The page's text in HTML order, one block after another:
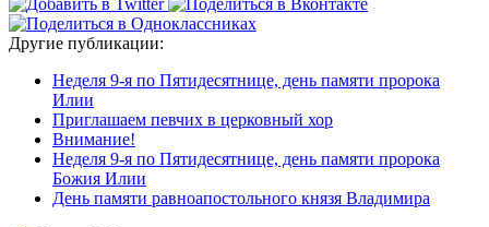
Другие публикации:
Неделя 9-я по Пятидесятнице, день памяти пророка
Илии
Приглашаем певчих в церковный хор
Внимание!
Неделя 9-я по Пятидесятнице, день памяти пророка
Божия Илии
День памяти равноапостольного князя Владимира